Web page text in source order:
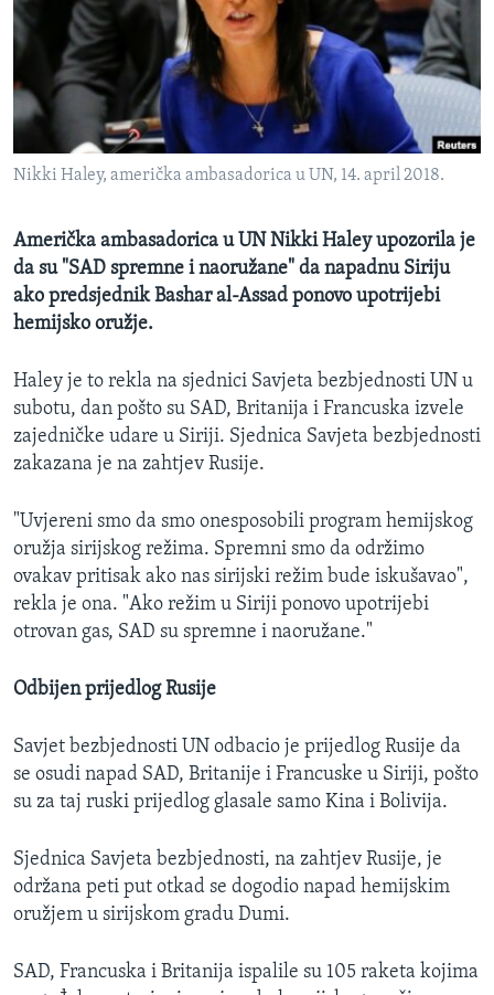
MAGAZIN
O GLASU AMERIKE
Learning English
PRATITE NAS
Nikki Haley, američka ambasadorica u UN, 14. april 2018.
Američka ambasadorica u UN Nikki Haley upozorila je
da su "SAD spremne i naoružane" da napadnu Siriju
ako predsjednik Bashar al-Assad ponovo upotrijebi
hemijsko oružje.
Haley je to rekla na sjednici Savjeta bezbjednosti UN u
subotu, dan pošto su SAD, Britanija i Francuska izvele
zajedničke udare u Siriji. Sjednica Savjeta bezbjednosti
zakazana je na zahtjev Rusije.
"Uvjereni smo da smo onesposobili program hemijskog
oružja sirijskog režima. Spremni smo da održimo
ovakav pritisak ako nas sirijski režim bude iskušavao",
rekla je ona. "Ako režim u Siriji ponovo upotrijebi
otrovan gas, SAD su spremne i naoružane."
Odbijen prijedlog Rusije
Savjet bezbjednosti UN odbacio je prijedlog Rusije da
se osudi napad SAD, Britanije i Francuske u Siriji, pošto
su za taj ruski prijedlog glasale samo Kina i Bolivija.
Sjednica Savjeta bezbjednosti, na zahtjev Rusije, je
održana peti put otkad se dogodio napad hemijskim
oružjem u sirijskom gradu Dumi.
SAD, Francuska i Britanija ispalile su 105 raketa kojima